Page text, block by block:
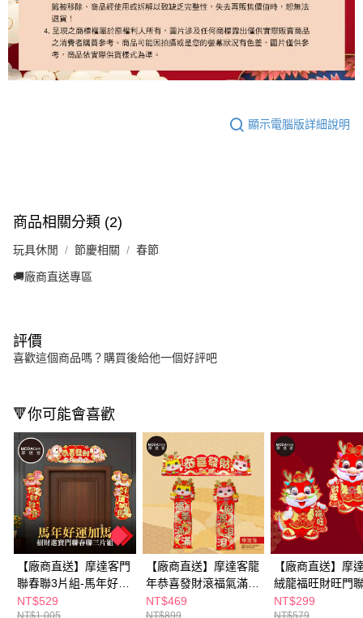
顯示電腦版詳細說明
商品相關分類 (2)
玩具休閒 節慶相關 春節
🚚廠商直送專區
評價
喜歡這個商品嗎？購買後給他一個好評吧
🔻你可能會喜歡
【廠商直送】摩達客門
聯春聯3片組-馬年好運
加馬招財(橫批+左右對
NT$529
NT$1,005
【廠商直送】摩達客龍
年恭喜發財滾福氣滿門
聯三片組
NT$469
NT$899
【廠商直送】摩
絨龍福旺財旺門
兩片組
NT$299
NT$579